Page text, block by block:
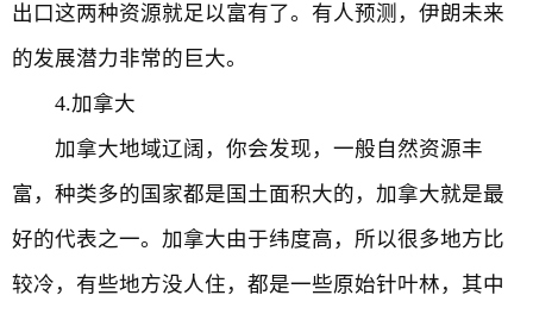
出口这两种资源就足以富有了。有人预测，伊朗未来
的发展潜力非常的巨大。
4.加拿大
加拿大地域辽阔，你会发现，一般自然资源丰
富，种类多的国家都是国土面积大的，加拿大就是最
好的代表之一。加拿大由于纬度高，所以很多地方比
较冷，有些地方没人住，都是一些原始针叶林，其中